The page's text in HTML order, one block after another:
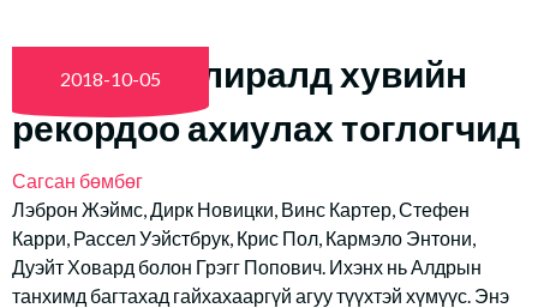
NBA: Энэ улиралд хувийн
рекордоо ахиулах тоглогчид
Сагсан бөмбөг
2018-10-05
Лэброн Жэймс, Дирк Новицки, Винс Картер, Стефен
Карри, Рассел Уэйстбрук, Крис Пол, Кармэло Энтони,
Дуэйт Ховард болон Грэгг Попович. Ихэнх нь Алдрын
танхимд багтахад гайхахааргүй агуу түүхтэй хүмүүс. Энэ